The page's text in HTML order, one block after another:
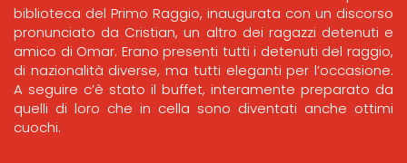
biblioteca del Primo Raggio, inaugurata con un discorso
pronunciato da Cristian, un altro dei ragazzi detenuti e
amico di Omar. Erano presenti tutti i detenuti del raggio,
di nazionalità diverse, ma tutti eleganti per l’occasione.
A seguire c’è stato il buffet, interamente preparato da
quelli di loro che in cella sono diventati anche ottimi
cuochi.